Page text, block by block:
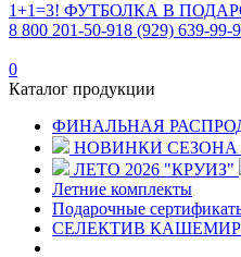
1+1=3! ФУТБОЛКА В
8 800 201-50-918 (929) 639-99-
0
Каталог продукции
ФИНАЛЬНАЯ
НОВИНКИ СЕЗОНА
ЛЕТО 2026 "КРУИЗ"
Летние комплекты
Подарочные
СЕЛЕКТИВ КАШЕМИР